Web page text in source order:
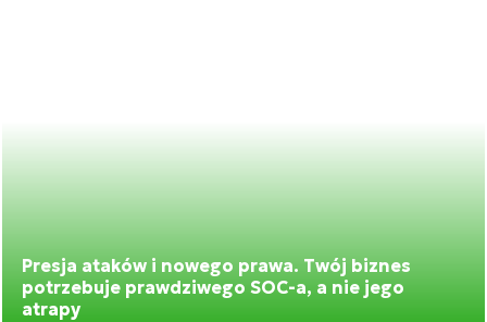
Presja ataków i nowego prawa. Twój biznes
potrzebuje prawdziwego SOC-a, a nie jego
atrapy